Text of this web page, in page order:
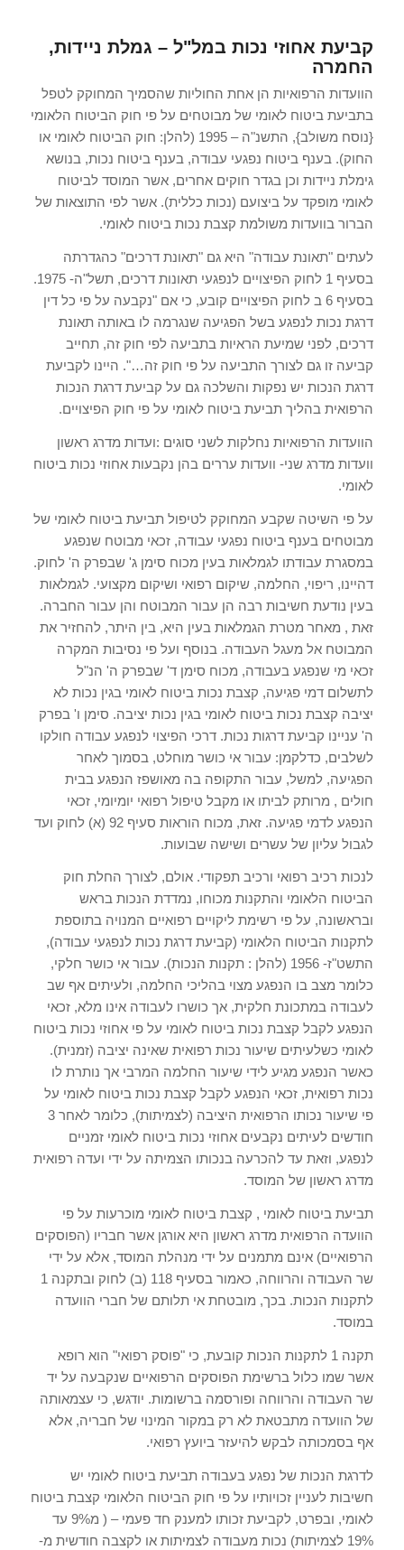
קביעת אחוזי נכות במל"ל – גמלת ניידות,
החמרה
הוועדות הרפואיות הן אחת החוליות שהסמיך המחוקק לטפל
בתביעת ביטוח לאומי של מבוטחים על פי חוק הביטוח הלאומי
{נוסח משולב}, התשנ"ה – 1995 (להלן: חוק הביטוח לאומי או
החוק). בענף ביטוח נפגעי עבודה, בענף ביטוח נכות, בנושא
גימלת ניידות וכן בגדר חוקים אחרים, אשר המוסד לביטוח
לאומי מופקד על ביצועם (נכות כללית). אשר לפי התוצאות של
הברור בוועדות משולמת קצבת נכות ביטוח לאומי.
לעתים "תאונת עבודה" היא גם "תאונת דרכים" כהגדרתה
בסעיף 1 לחוק הפיצויים לנפגעי תאונות דרכים, תשל"ה- 1975.
בסעיף 6 ב לחוק הפיצויים קובע, כי אם "נקבעה על פי כל דין
דרגת נכות לנפגע בשל הפגיעה שנגרמה לו באותה תאונת
דרכים, לפני שמיעת הראיות בתביעה לפי חוק זה, תחייב
קביעה זו גם לצורך התביעה על פי חוק זה…". היינו לקביעת
דרגת הנכות יש נפקות והשלכה גם על קביעת דרגת הנכות
הרפואית בהליך תביעת ביטוח לאומי על פי חוק הפיצויים.
הוועדות הרפואיות נחלקות לשני סוגים :ועדות מדרג ראשון
וועדות מדרג שני- וועדות עררים בהן נקבעות אחוזי נכות ביטוח
לאומי.
על פי השיטה שקבע המחוקק לטיפול תביעת ביטוח לאומי של
מבוטחים בענף ביטוח נפגעי עבודה, זכאי מבוטח שנפגע
במסגרת עבודתו לגמלאות בעין מכוח סימן ג' שבפרק ה' לחוק.
דהיינו, ריפוי, החלמה, שיקום רפואי ושיקום מקצועי. לגמלאות
בעין נודעת חשיבות רבה הן עבור המבוטח והן עבור החברה.
זאת , מאחר מטרת הגמלאות בעין היא, בין היתר, להחזיר את
המבוטח אל מעגל העבודה. בנוסף ועל פי נסיבות המקרה
זכאי מי שנפגע בעבודה, מכוח סימן ד' שבפרק ה' הנ"ל
לתשלום דמי פגיעה, קצבת נכות ביטוח לאומי בגין נכות לא
יציבה קצבת נכות ביטוח לאומי בגין נכות יציבה. סימן ו' בפרק
ה' עניינו קביעת דרגות נכות. דרכי הפיצוי לנפגע עבודה חולקו
לשלבים, כדלקמן: עבור אי כושר מוחלט, בסמוך לאחר
הפגיעה, למשל, עבור התקופה בה מאושפז הנפגע בבית
חולים , מרותק לביתו או מקבל טיפול רפואי יומיומי, זכאי
הנפגע לדמי פגיעה. זאת, מכוח הוראות סעיף 92 (א) לחוק ועד
לגבול עליון של עשרים ושישה שבועות.
לנכות רכיב רפואי ורכיב תפקודי. אולם, לצורך החלת חוק
הביטוח הלאומי והתקנות מכוחו, נמדדת הנכות בראש
ובראשונה, על פי רשימת ליקויים רפואיים המנויה בתוספת
לתקנות הביטוח הלאומי (קביעת דרגת נכות לנפגעי עבודה),
התשט"ז- 1956 (להלן : תקנות הנכות). עבור אי כושר חלקי,
כלומר מצב בו הנפגע מצוי בהליכי החלמה, ולעיתים אף שב
לעבודה במתכונת חלקית, אך כושרו לעבודה אינו מלא, זכאי
הנפגע לקבל קצבת נכות ביטוח לאומי על פי אחוזי נכות ביטוח
לאומי כשלעיתים שיעור נכות רפואית שאינה יציבה (זמנית).
כאשר הנפגע מגיע לידי שיעור החלמה המרבי אך נותרת לו
נכות רפואית, זכאי הנפגע לקבל קצבת נכות ביטוח לאומי על
פי שיעור נכותו הרפואית היציבה (לצמיתות), כלומר לאחר 3
חודשים לעיתים נקבעים אחוזי נכות ביטוח לאומי זמניים
לנפגע, וזאת עד להכרעה בנכותו הצמיתה על ידי ועדה רפואית
מדרג ראשון של המוסד.
תביעת ביטוח לאומי , קצבת ביטוח לאומי מוכרעות על פי
הוועדה הרפואית מדרג ראשון היא אורגן אשר חבריו (הפוסקים
הרפואיים) אינם מתמנים על ידי מנהלת המוסד, אלא על ידי
שר העבודה והרווחה, כאמור בסעיף 118 (ב) לחוק ובתקנה 1
לתקנות הנכות. בכך, מובטחת אי תלותם של חברי הוועדה
במוסד.
תקנה 1 לתקנות הנכות קובעת, כי "פוסק רפואי" הוא רופא
אשר שמו כלול ברשימת הפוסקים הרפואיים שנקבעה על יד
שר העבודה והרווחה ופורסמה ברשומות. יודגש, כי עצמאותה
של הוועדה מתבטאת לא רק במקור המינוי של חבריה, אלא
אף בסמכותה לבקש להיעזר ביועץ רפואי.
לדרגת הנכות של נפגע בעבודה תביעת ביטוח לאומי יש
חשיבות לעניין זכויותיו על פי חוק הביטוח הלאומי קצבת ביטוח
לאומי, ובפרט, לקביעת זכותו למענק חד פעמי – ( מ9% עד
19% לצמיתות) נכות מעבודה לצמיתות או לקצבה חודשית מ-